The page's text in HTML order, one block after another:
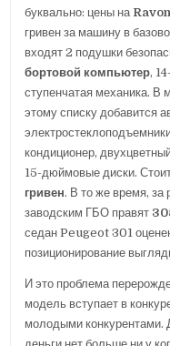
буквально: цены на
гривен за машину в
входят 2 подушки
бортовой компьютер,
ступенчатая механика. В
этому списку добавится
кондиционер,
15-дюймовые диски.
гривен. В то же время, за
заводским ГБО правят
седан Peugeot 301
позиционирование
И это проблема
модель вступает в
молодыми конкурентами.